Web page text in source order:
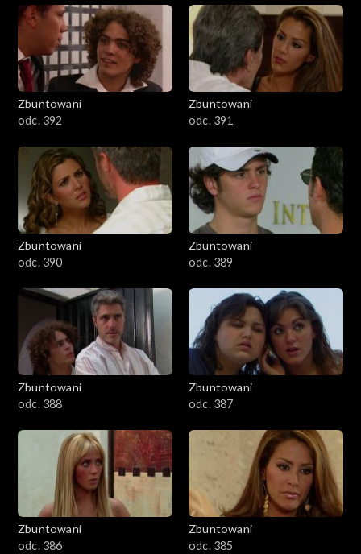
Zbuntowani
odc. 392
Zbuntowani
odc. 391
Zbuntowani
odc. 390
Zbuntowani
odc. 389
Zbuntowani
odc. 388
Zbuntowani
odc. 387
Zbuntowani
odc. 386
Zbuntowani
odc. 385